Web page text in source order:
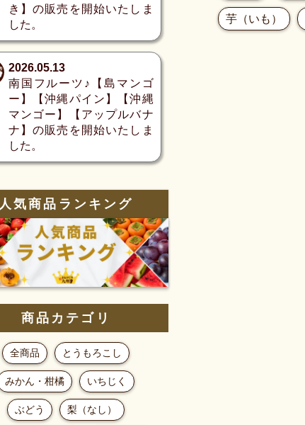
芋（いも）
き】の販売を開始いたしま
した。
2026.05.13
南国フルーツ♪【島マンゴ
ー】【沖縄パイン】【沖縄
マンゴー】【アップルバナ
ナ】の販売を開始いたしま
した。
人気商品ランキング
商品カテゴリ
全商品 とうもろこし
みかん・柑橘 いちじく
ぶどう 梨（なし）